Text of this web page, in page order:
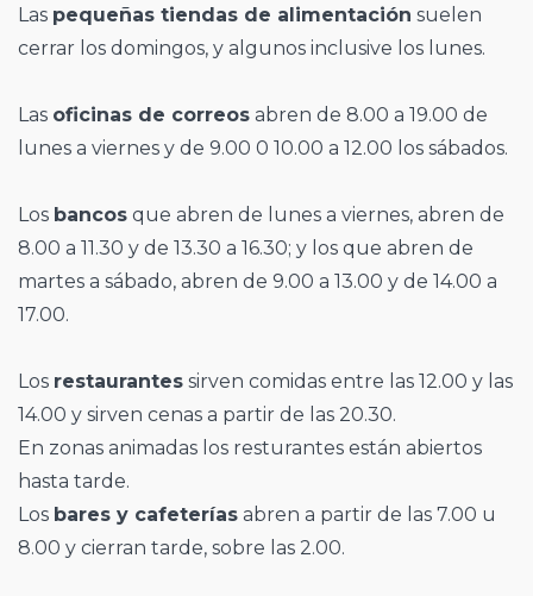
Las pequeñas tiendas de alimentación suelen
cerrar los domingos, y algunos inclusive los lunes.
Las oficinas de correos abren de 8.00 a 19.00 de
lunes a viernes y de 9.00 0 10.00 a 12.00 los sábados.
Los bancos que abren de lunes a viernes, abren de
8.00 a 11.30 y de 13.30 a 16.30; y los que abren de
martes a sábado, abren de 9.00 a 13.00 y de 14.00 a
17.00.
Los restaurantes sirven comidas entre las 12.00 y las
14.00 y sirven cenas a partir de las 20.30.
En zonas animadas los resturantes están abiertos
hasta tarde.
Los bares y cafeterías abren a partir de las 7.00 u
8.00 y cierran tarde, sobre las 2.00.